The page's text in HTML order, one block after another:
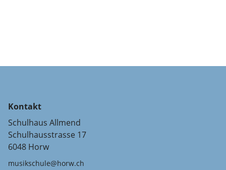
Kontakt
Schulhaus Allmend
Schulhausstrasse 17
6048 Horw
musikschule@horw.ch